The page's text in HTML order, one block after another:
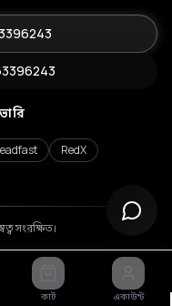
RedX
সংরক্ষিত।
কার্ট একাউন্ট